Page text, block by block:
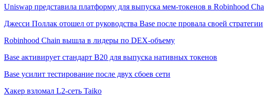
Uniswap представила платформу для выпуска мем-токенов в Robinhood
Джесси Поллак отошел от руководства Base после провала своей стратегии
Robinhood Chain вышла в лидеры по DEX-объему
Base активирует стандарт B20 для выпуска нативных токенов
Base усилит тестирование после двух сбоев сети
Хакер взломал L2-сеть Taiko